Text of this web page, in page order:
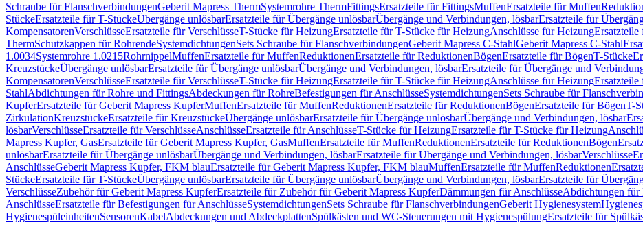
Schraube für FlanschverbindungenGeberit Mapress ThermSystemrohre ThermFittingsErsatzteile für FittingsMuffenErsatzteile für Muffen
StückeErsatzteile für T-StückeÜbergänge unlösbarErsatzteile für Übergänge unlösbarÜbergänge und Verbindungen, lösbarErsatzteile für
KompensatorenVerschlüsseErsatzteile für VerschlüsseT-Stücke für HeizungErsatzteile für T-Stücke für HeizungAnschlüsse für HeizungErsatzteile
ThermSchutzkappen für RohrendeSystemdichtungenSets Schraube für FlanschverbindungenGeberit Mapress C-StahlGeberit Mapress C-Stahl
1.0034Systemrohre 1.0215RohrnippelMuffenErsatzteile für MuffenReduktionenErsatzteile für ReduktionenBögenErsatzteile für BögenT-Stücke
KreuzstückeÜbergänge unlösbarErsatzteile für Übergänge unlösbarÜbergänge und Verbindungen, lösbarErsatzteile für Übergänge und
KompensatorenVerschlüsseErsatzteile für VerschlüsseT-Stücke für HeizungErsatzteile für T-Stücke für HeizungAnschlüsse für HeizungErsatzteile
StahlAbdichtungen für Rohre und FittingsAbdeckungen für RohreBefestigungen für AnschlüsseSystemdichtungenSets Schraube für
KupferErsatzteile für Geberit Mapress KupferMuffenErsatzteile für MuffenReduktionenErsatzteile für ReduktionenBögenErsatzteile für BögenT-
ZirkulationKreuzstückeErsatzteile für KreuzstückeÜbergänge unlösbarErsatzteile für Übergänge unlösbarÜbergänge und Verbindungen, lösbar
lösbarVerschlüsseErsatzteile für VerschlüsseAnschlüsseErsatzteile für AnschlüsseT-Stücke für HeizungErsatzteile für T-Stücke für Heizung
Mapress Kupfer, GasErsatzteile für Geberit Mapress Kupfer, GasMuffenErsatzteile für MuffenReduktionenErsatzteile für ReduktionenBögen
unlösbarErsatzteile für Übergänge unlösbarÜbergänge und Verbindungen, lösbarErsatzteile für Übergänge und Verbindungen, lösbarVerschlüsse
AnschlüsseGeberit Mapress Kupfer, FKM blauErsatzteile für Geberit Mapress Kupfer, FKM blauMuffenErsatzteile für MuffenReduktionen
StückeErsatzteile für T-StückeÜbergänge unlösbarErsatzteile für Übergänge unlösbarÜbergänge und Verbindungen, lösbarErsatzteile für
VerschlüsseZubehör für Geberit Mapress KupferErsatzteile für Zubehör für Geberit Mapress KupferDämmungen für AnschlüsseAbdichtungen für
AnschlüsseErsatzteile für Befestigungen für AnschlüsseSystemdichtungenSets Schraube für FlanschverbindungenGeberit Hygienesystem
HygienespüleinheitenSensorenKabelAbdeckungen und AbdeckplattenSpülkästen und WC-Steuerungen mit HygienespülungErsatzteile für